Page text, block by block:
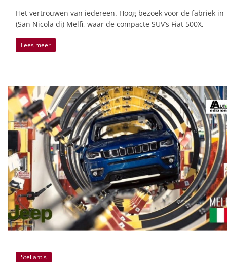
Het vertrouwen van iedereen. Hoog bezoek voor de fabriek in
(San Nicola di) Melfi, waar de compacte SUV’s Fiat 500X,
Lees meer
Stellantis